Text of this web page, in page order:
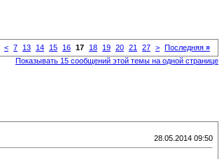
< 7 13 14 15 16 17 18 19 20 21 27 > Последняя »
Показывать 15 сообщений этой темы на одной странице
28.05.2014 09:50